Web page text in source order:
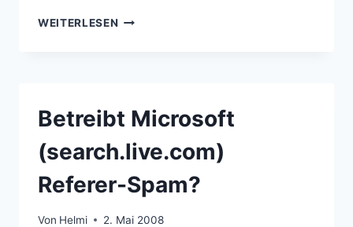
WEITERLESEN ÜBER
Betreibt Microsoft
(search.live.com)
Referer-Spam?
Von Helmi 2. Mai 2008